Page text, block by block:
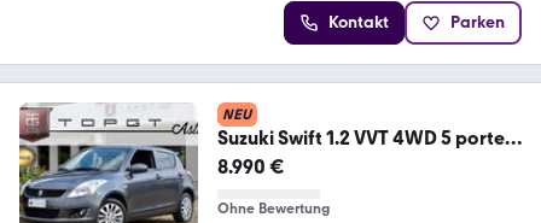
Kontakt Parken
NEU
Suzuki Swift 1.2 VVT 4WD 5 porte ,
UNICOPROPRIET
8.990 €
Ohne Bewertung